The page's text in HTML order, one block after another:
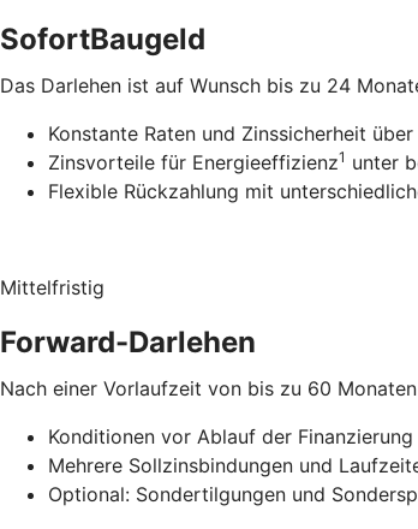
SofortBaugeld
Das Darlehen ist auf Wunsch bis zu 24
Konstante Raten und Zinssicherheit
Zinsvorteile für Energieeffizienz1 unter
Flexible Rückzahlung mit
Mittelfristig
Forward-Darlehen
Nach einer Vorlaufzeit von bis zu 60
Konditionen vor Ablauf der
Mehrere Sollzinsbindungen und
Optional: Sondertilgungen und